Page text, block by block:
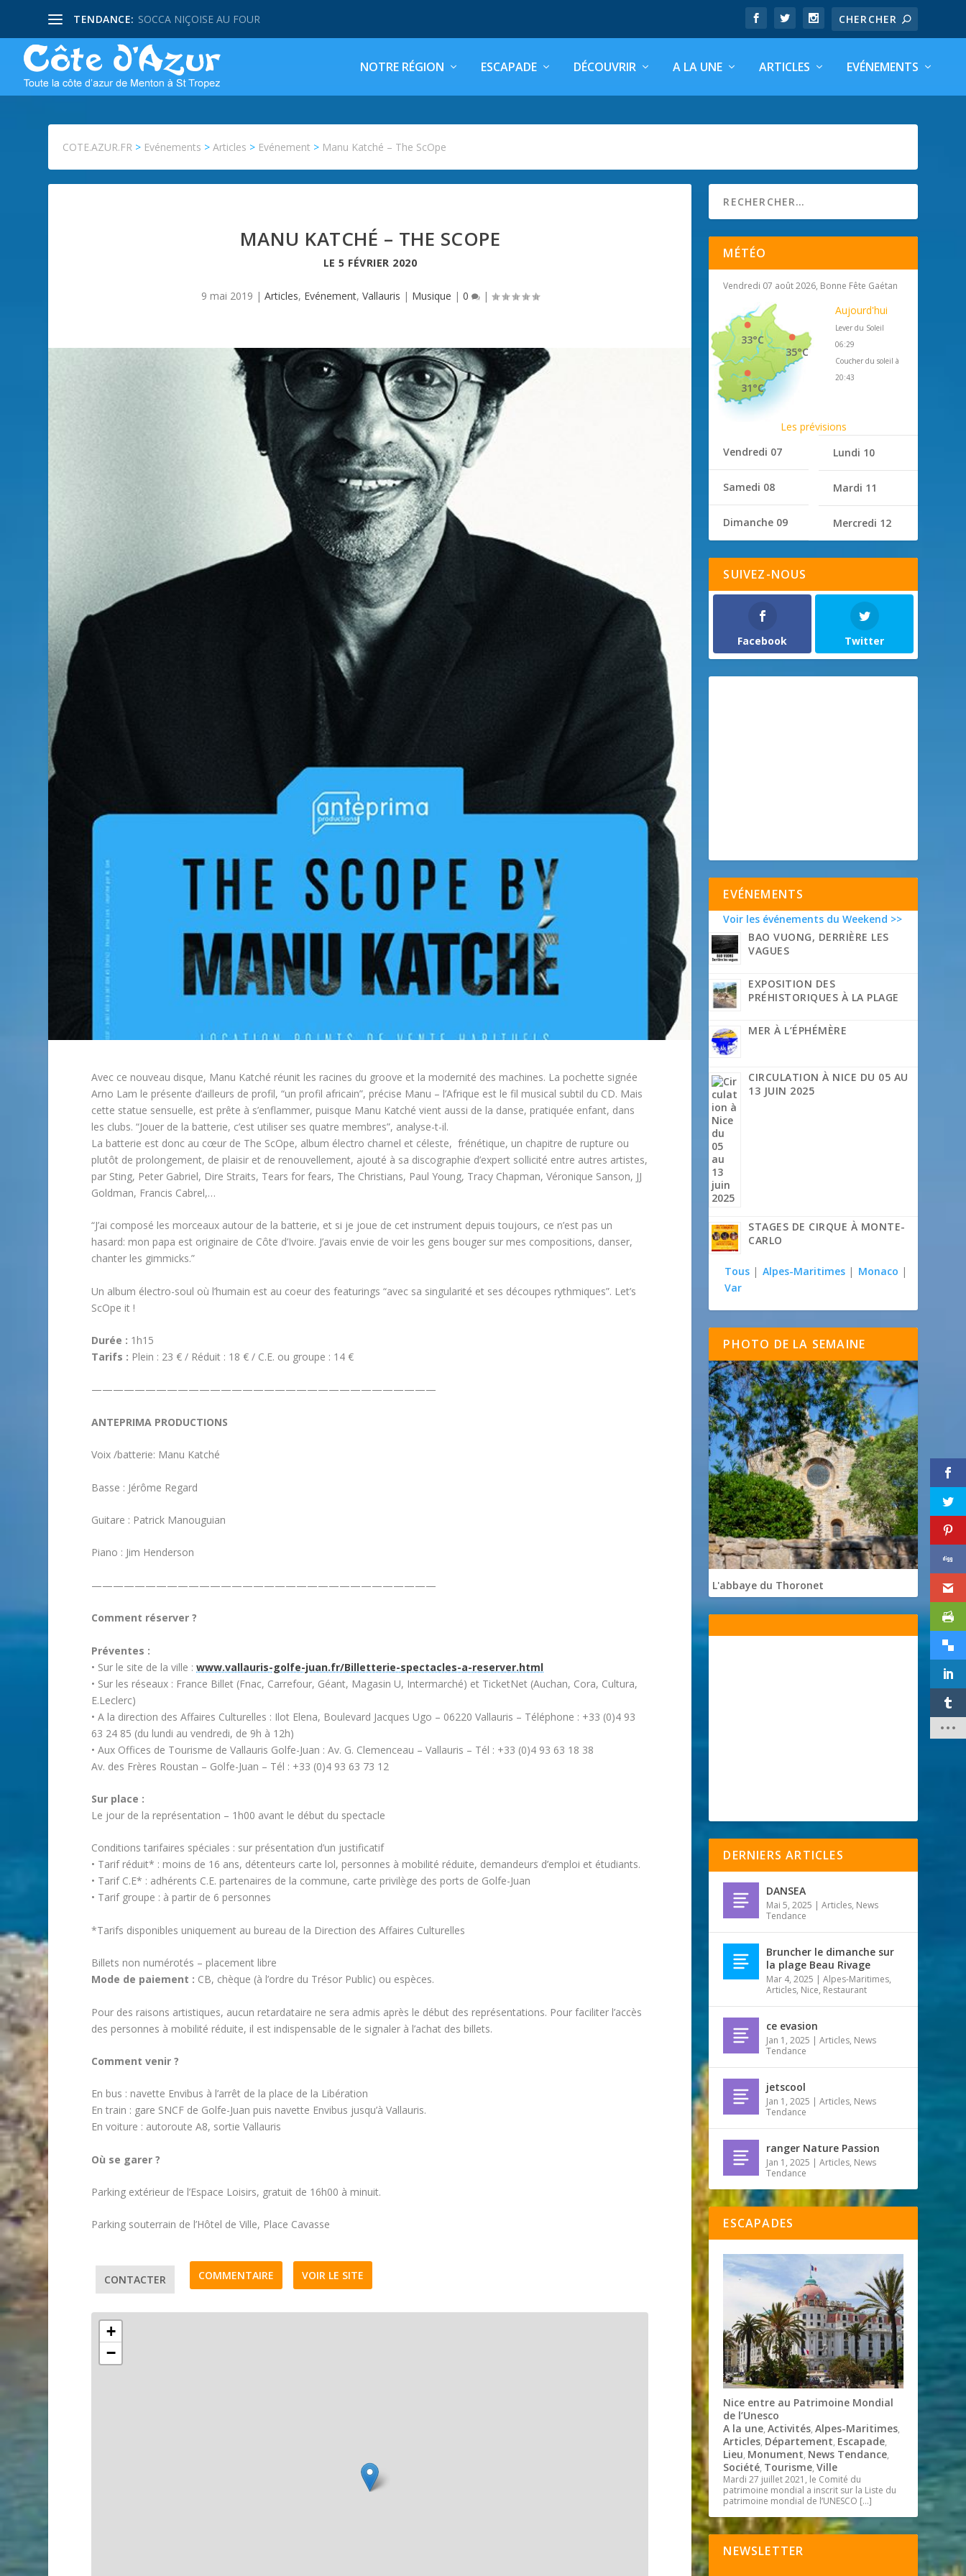
TENDANCE: SOCCA NIÇOISE AU FOUR
NOTRE RÉGION ESCAPADE DÉCOUVRIR A LA UNE ARTICLES EVÉNEMENTS
COTE.AZUR.FR > Evénements >Articles > Evénement > Manu Katché – The ScOpe
MANU KATCHÉ – THE SCOPE
LE5 FÉVRIER 2020
9 mai 2019 | Articles, Evénement, Vallauris | Musique | 0 |
Avec ce nouveau disque, Manu Katché réunit les racines du groove et la modernité des machines. La pochette signée
Arno Lam le présente d’ailleurs de profil, “un profil africain”, précise Manu – l’Afrique est le fil musical subtil du CD. Mais
cette statue sensuelle, est prête à s’enflammer, puisque Manu Katché vient aussi de la danse, pratiquée enfant, dans
les clubs. “Jouer de la batterie, c’est utiliser ses quatre membres”, analyse-t-il.
La batterie est donc au cœur de The ScOpe, album électro charnel et céleste, frénétique, un chapitre de rupture ou
plutôt de prolongement, de plaisir et de renouvellement, ajouté à sa discographie d’expert sollicité entre autres artistes,
par Sting, Peter Gabriel, Dire Straits, Tears for fears, The Christians, Paul Young, Tracy Chapman, Véronique Sanson, JJ
Goldman, Francis Cabrel,…
“J’ai composé les morceaux autour de la batterie, et si je joue de cet instrument depuis toujours, ce n’est pas un
hasard: mon papa est originaire de Côte d’Ivoire. J’avais envie de voir les gens bouger sur mes compositions, danser,
chanter les gimmicks.”
Un album électro-soul où l’humain est au coeur des featurings “avec sa singularité et ses découpes rythmiques”. Let’s
ScOpe it !
Durée : 1h15
Tarifs : Plein : 23 € / Réduit : 18 € / C.E. ou groupe : 14 €
————————————————————————————————
ANTEPRIMA PRODUCTIONS
Voix /batterie: Manu Katché
Basse : Jérôme Regard
Guitare : Patrick Manouguian
Piano : Jim Henderson
————————————————————————————————
Comment réserver ?
Préventes :
• Sur le site de la ville :www.vallauris-golfe-juan.fr/Billetterie-spectacles-a-reserver.html
• Sur les réseaux : France Billet (Fnac, Carrefour, Géant, Magasin U, Intermarché) et TicketNet (Auchan, Cora, Cultura,
E.Leclerc)
• A la direction des Affaires Culturelles : Ilot Elena, Boulevard Jacques Ugo – 06220 Vallauris – Téléphone : +33 (0)4 93
63 24 85 (du lundi au vendredi, de 9h à 12h)
• Aux Offices de Tourisme de Vallauris Golfe-Juan : Av. G. Clemenceau – Vallauris – Tél : +33 (0)4 93 63 18 38
Av. des Frères Roustan – Golfe-Juan – Tél : +33 (0)4 93 63 73 12
Sur place :
Le jour de la représentation – 1h00 avant le début du spectacle
Conditions tarifaires spéciales : sur présentation d’un justificatif
• Tarif réduit* : moins de 16 ans, détenteurs carte lol, personnes à mobilité réduite, demandeurs d’emploi et étudiants.
• Tarif C.E* : adhérents C.E. partenaires de la commune, carte privilège des ports de Golfe-Juan
• Tarif groupe : à partir de 6 personnes
*Tarifs disponibles uniquement au bureau de la Direction des Affaires Culturelles
Billets non numérotés – placement libre
Mode de paiement : CB, chèque (à l’ordre du Trésor Public) ou espèces.
Pour des raisons artistiques, aucun retardataire ne sera admis après le début des représentations. Pour faciliter l’accès
des personnes à mobilité réduite, il est indispensable de le signaler à l’achat des billets.
Comment venir ?
En bus : navette Envibus à l’arrêt de la place de la Libération
En train : gare SNCF de Golfe-Juan puis navette Envibus jusqu’à Vallauris.
En voiture : autoroute A8, sortie Vallauris
Où se garer ?
Parking extérieur de l’Espace Loisirs, gratuit de 16h00 à minuit.
Parking souterrain de l’Hôtel de Ville, Place Cavasse
CONTACTER COMMENTAIRE VOIR LE SITE
+
−
MÉTÉO
Vendredi 07 août 2026, Bonne Fête Gaétan
35°C
33°C
31°C
Aujourd'hui
Lever du Soleil
06:29
Coucher du soleil à
20:43
Les prévisions
Vendredi 07
Samedi 08
Dimanche 09
Lundi 10
Mardi 11
Mercredi 12
SUIVEZ-NOUS
Facebook Twitter
EVÉNEMENTS
Voir les événements du Weekend >>
BAO VUONG, DERRIÈRE LES
VAGUES
EXPOSITION DES
PRÉHISTORIQUES À LA PLAGE
MER À L’ÉPHÉMÈRE
CIRCULATION À NICE DU 05 AU
13 JUIN 2025
STAGES DE CIRQUE À MONTE-
CARLO
Tous | Alpes-Maritimes | Monaco |
Var
PHOTO DE LA SEMAINE
L'abbaye du Thoronet
DERNIERS ARTICLES
DANSEA
Mai 5, 2025 |Articles, News
Tendance
Bruncher le dimanche sur
la plage Beau Rivage
Mar 4, 2025 |Alpes-Maritimes,
Articles, Nice, Restaurant
ce evasion
Jan 1, 2025 |Articles, News
Tendance
jetscool
Jan 1, 2025 |Articles, News
Tendance
ranger Nature Passion
Jan 1, 2025 |Articles, News
Tendance
ESCAPADES
Nice entre au Patrimoine Mondial
de l’Unesco
A la une,Activités,Alpes-Maritimes,
Articles, Département, Escapade,
Lieu, Monument, News Tendance,
Société, Tourisme,Ville
Mardi 27 juillet 2021, le Comité du
patrimoine mondial a inscrit sur la Liste du
patrimoine mondial de l’UNESCO […]
NEWSLETTER